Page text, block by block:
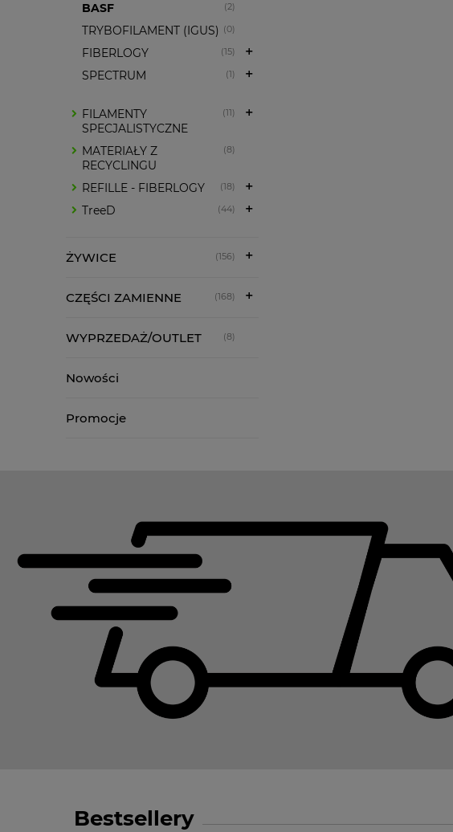
BASF (2)
TRYBOFILAMENT (IGUS) (0)
FIBERLOGY (15)
SPECTRUM (1)
FILAMENTY
SPECJALISTYCZNE
(11)
MATERIAŁY Z
RECYCLINGU
(8)
REFILLE - FIBERLOGY (18)
TreeD (44)
ŻYWICE (156)
CZĘŚCI ZAMIENNE (168)
WYPRZEDAŻ/OUTLET (8)
Nowości
Promocje
Bestsellery